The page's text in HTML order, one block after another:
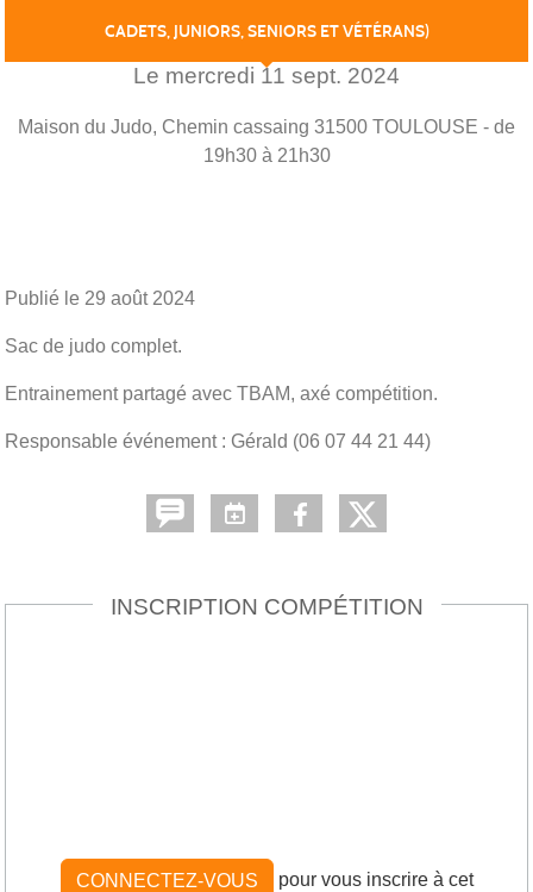
CADETS, JUNIORS, SENIORS ET VÉTÉRANS)
Le mercredi 11 sept. 2024
Maison du Judo, Chemin cassaing 31500 TOULOUSE - de
19h30 à 21h30
Publié le 29 août 2024
Sac de judo complet.
Entrainement partagé avec TBAM, axé compétition.
Responsable événement : Gérald (06 07 44 21 44)
INSCRIPTION COMPÉTITION
CONNECTEZ-VOUS
pour vous inscrire à cet